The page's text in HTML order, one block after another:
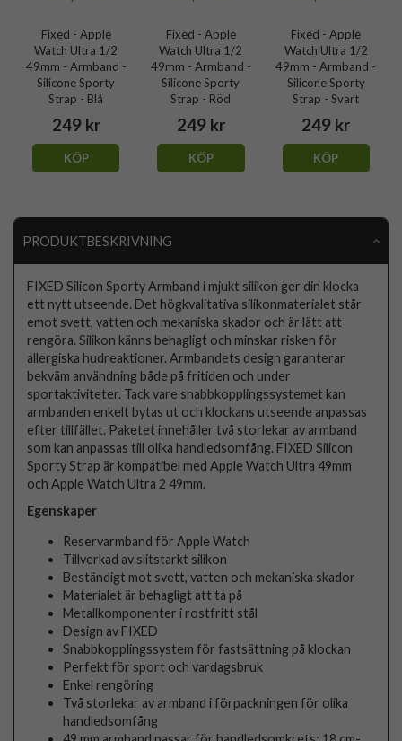
Fixed - Apple
Watch Ultra 1/2
49mm - Armband -
Silicone Sporty
Strap - Blå
249 kr
KÖP
Fixed - Apple
Watch Ultra 1/2
49mm - Armband -
Silicone Sporty
Strap - Röd
249 kr
KÖP
Fixed - Apple
Watch Ultra 1/2
49mm - Armband -
Silicone Sporty
Strap - Svart
249 kr
KÖP
PRODUKTBESKRIVNING
FIXED Silicon Sporty Armband i mjukt silikon ger din klocka
ett nytt utseende. Det högkvalitativa silikonmaterialet står
emot svett, vatten och mekaniska skador och är lätt att
rengöra. Silikon känns behagligt och minskar risken för
allergiska hudreaktioner. Armbandets design garanterar
bekväm användning både på fritiden och under
sportaktiviteter. Tack vare snabbkopplingssystemet kan
armbanden enkelt bytas ut och klockans utseende anpassas
efter tillfället. Paketet innehåller två storlekar av armband
som kan anpassas till olika handledsomfång. FIXED Silicon
Sporty Strap är kompatibel med Apple Watch Ultra 49mm
och Apple Watch Ultra 2 49mm.
Egenskaper
Reservarmband för Apple Watch
Tillverkad av slitstarkt silikon
Beständigt mot svett, vatten och mekaniska skador
Materialet är behagligt att ta på
Metallkomponenter i rostfritt stål
Design av FIXED
Snabbkopplingssystem för fastsättning på klockan
Perfekt för sport och vardagsbruk
Enkel rengöring
Två storlekar av armband i förpackningen för olika
handledsomfång